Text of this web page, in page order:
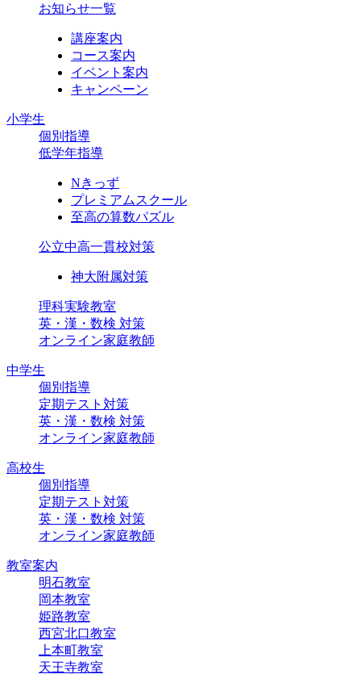
お知らせ一覧
講座案内
コース案内
イベント案内
キャンペーン
小学生
個別指導
低学年指導
Nきっず
プレミアムスクール
至高の算数パズル
公立中高一貫校対策
神大附属対策
理科実験教室
英・漢・数検 対策
オンライン家庭教師
中学生
個別指導
定期テスト対策
英・漢・数検 対策
オンライン家庭教師
高校生
個別指導
定期テスト対策
英・漢・数検 対策
オンライン家庭教師
教室案内
明石教室
岡本教室
姫路教室
西宮北口教室
上本町教室
天王寺教室